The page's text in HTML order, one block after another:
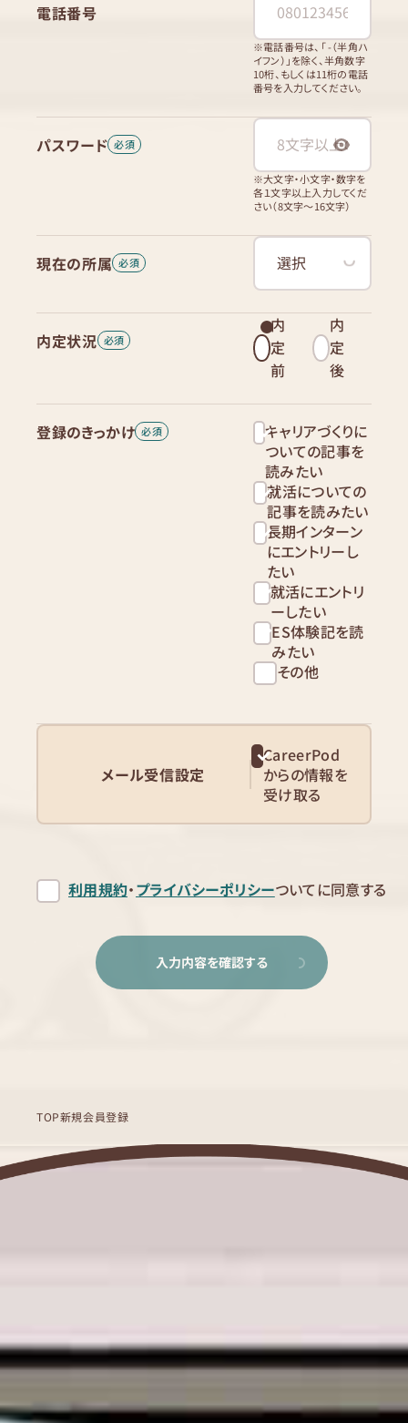
電話番号
※電話番号は、「 -（半角ハ
イフン）」を除く、半角数字
10桁、もしくは11桁の電話
番号を入力してください。
パスワード
※大文字・小文字・数字を
各１文字以上入力してくだ
さい（8文字〜16文字）
現在の所属
内定状況
内
定
前
内
定
後
登録のきっかけ
キャリアづくりに
ついての記事を
読みたい
就活についての
記事を読みたい
長期インターン
にエントリーし
たい
就活にエントリ
ーしたい
ES体験記を読
みたい
その他
メール受信設定
CareerPod
からの情報を
受け取る
利用規約・プライバシーポリシーついてに同意する
入力内容を確認する
TOP新規会員登録